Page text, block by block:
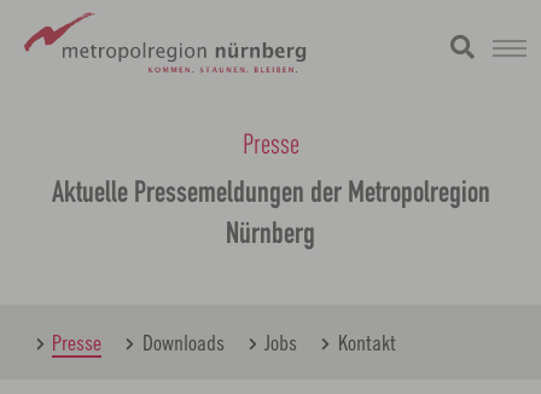
springenAktuelle Pressemeldungen der Metropolregion
Nürnberg
Presse
Presse Downloads Jobs Kontakt